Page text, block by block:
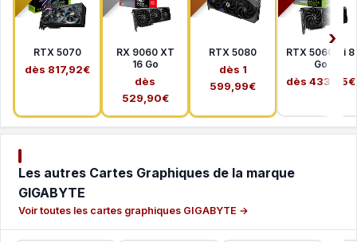
RTX 5070
dès 817,92€
RX 9060 XT
16 Go
dès
529,90€
RTX 5080
dès 1
599,99€
RTX 5060 Ti 8
Go
dès 433,65€
Les autres Cartes Graphiques de la marque
GIGABYTE
Voir toutes les cartes graphiques GIGABYTE →